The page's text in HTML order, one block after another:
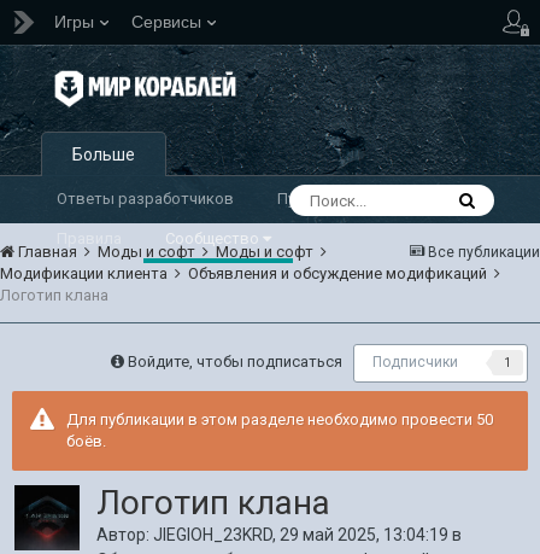
Игры Сервисы
Больше
Ответы разработчиков Публикации
Сообщество
Все публикации
Главная Моды и софт
Моды и софт
Модификации клиента
Объявления и обсуждение модификаций
Логотип клана
Войдите, чтобы подписаться Подписчики 1
Для публикации в этом разделе необходимо провести 50
боёв.
Логотип клана
Автор: JIEGIOH_23KRD, 29 май 2025, 13:04:19 в